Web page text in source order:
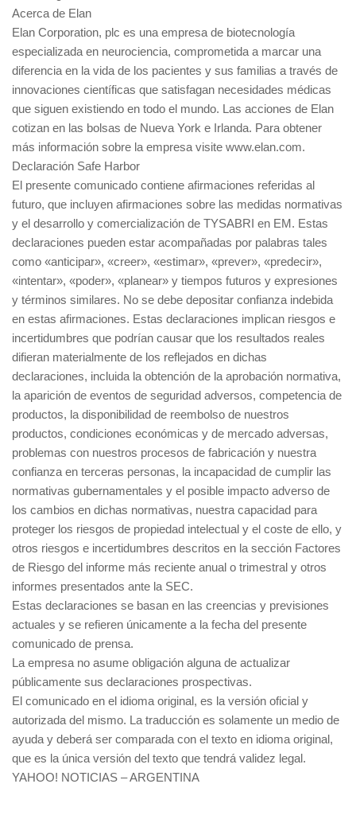
Acerca de Elan
Elan Corporation, plc es una empresa de biotecnología
especializada en neurociencia, comprometida a marcar una
diferencia en la vida de los pacientes y sus familias a través de
innovaciones científicas que satisfagan necesidades médicas
que siguen existiendo en todo el mundo. Las acciones de Elan
cotizan en las bolsas de Nueva York e Irlanda. Para obtener
más información sobre la empresa visite www.elan.com.
Declaración Safe Harbor
El presente comunicado contiene afirmaciones referidas al
futuro, que incluyen afirmaciones sobre las medidas normativas
y el desarrollo y comercialización de TYSABRI en EM. Estas
declaraciones pueden estar acompañadas por palabras tales
como «anticipar», «creer», «estimar», «prever», «predecir»,
«intentar», «poder», «planear» y tiempos futuros y expresiones
y términos similares. No se debe depositar confianza indebida
en estas afirmaciones. Estas declaraciones implican riesgos e
incertidumbres que podrían causar que los resultados reales
difieran materialmente de los reflejados en dichas
declaraciones, incluida la obtención de la aprobación normativa,
la aparición de eventos de seguridad adversos, competencia de
productos, la disponibilidad de reembolso de nuestros
productos, condiciones económicas y de mercado adversas,
problemas con nuestros procesos de fabricación y nuestra
confianza en terceras personas, la incapacidad de cumplir las
normativas gubernamentales y el posible impacto adverso de
los cambios en dichas normativas, nuestra capacidad para
proteger los riesgos de propiedad intelectual y el coste de ello, y
otros riesgos e incertidumbres descritos en la sección Factores
de Riesgo del informe más reciente anual o trimestral y otros
informes presentados ante la SEC.
Estas declaraciones se basan en las creencias y previsiones
actuales y se refieren únicamente a la fecha del presente
comunicado de prensa.
La empresa no asume obligación alguna de actualizar
públicamente sus declaraciones prospectivas.
El comunicado en el idioma original, es la versión oficial y
autorizada del mismo. La traducción es solamente un medio de
ayuda y deberá ser comparada con el texto en idioma original,
que es la única versión del texto que tendrá validez legal.
YAHOO! NOTICIAS – ARGENTINA